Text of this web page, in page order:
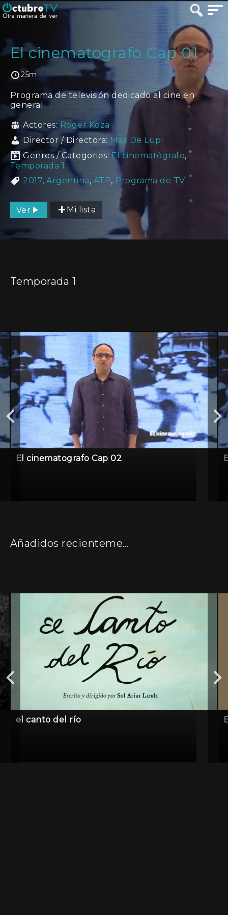
El cinematografo Cap 01
25m
Programa de televisión dedicado al cine en
general.
Actores: Roger Koza
Director / Directora: Max De Lupi
Genres / Categories: El cinematógrafo,
Temporada 1
2017,Argentina, ATP, Programa de TV
Ver Mi lista
Temporada 1
El cinematografo Cap 02
Añadidos recientemente
el canto del río